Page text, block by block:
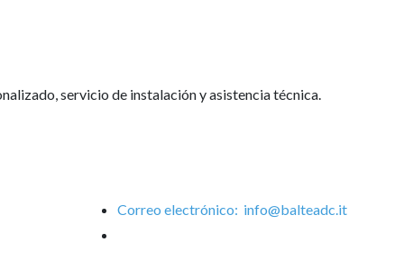
servicio de instalación y asistencia técnica.
Correo electrónico: info@balteadc.it